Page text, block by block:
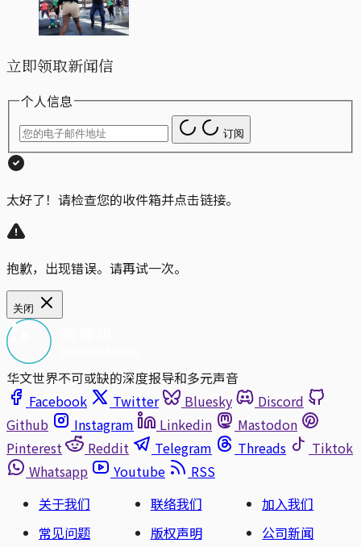
立即领取新闻信
个人信息
订阅
太好了！请检查您的收件箱并点击链接。
抱歉，出现错误。请再试一次。
关闭
华文世界不可或缺的深度报导和多元声音
Facebook
Twitter Bluesky
Discord
Github
Instagram Linkedin
Mastodon
Pinterest
Reddit Telegram Threads
Tiktok
Whatsapp
Youtube
RSS
关于我们
联络我们
加入我们
常见问题
版权声明 公司新闻